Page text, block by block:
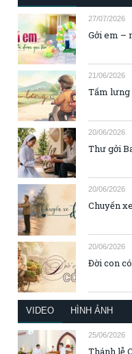
27/07/2026
Gởi em –
21/06/2026
Tấm lưng
20/06/2026
Thư gởi
20/06/2026
Chuyến
20/06/2026
Đời con
VIDEO HÌNH ẢNH
25/06/2026
Thánh lễ